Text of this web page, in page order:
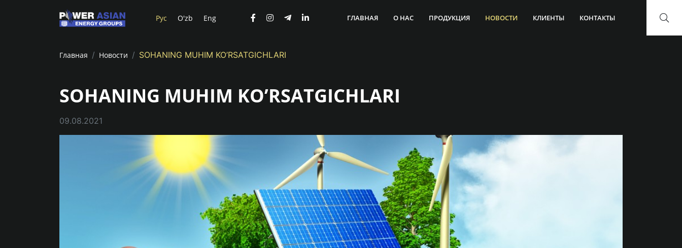
Рус O'zb Eng ГЛАВНАЯ О НАС ПРОДУКЦИЯ НОВОСТИ КЛИЕНТЫ КОНТАКТЫ
Главная Новости SOHANING MUHIM KO’RSATGICHLARI
SOHANING MUHIM KO’RSATGICHLARI
09.08.2021